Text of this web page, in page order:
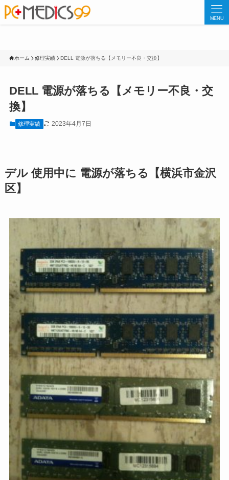
MENU
ホーム 修理実績 DELL 電源が落ちる【メモリー不良・交換】
DELL 電源が落ちる【メモリー不良・交
換】
修理実績 2023年4月7日
デル 使用中に 電源が落ちる【横浜市金沢
区】